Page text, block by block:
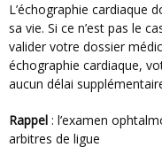
L’échographie cardiaque doit être réalisée au moins une fois dans
sa vie. Si ce n’est pas le
valider votre dossier
échographie cardiaque,
aucun délai
Rappel : l’examen
arbitres de ligue